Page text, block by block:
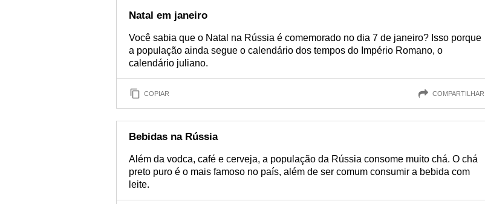
Natal em janeiro
Você sabia que o Natal na Rússia é comemorado no dia 7 de janeiro? Isso porque
a população ainda segue o calendário dos tempos do Império Romano, o
calendário juliano.
COPIAR COMPARTILHAR
Bebidas na Rússia
Além da vodca, café e cerveja, a população da Rússia consome muito chá. O chá
preto puro é o mais famoso no país, além de ser comum consumir a bebida com
leite.